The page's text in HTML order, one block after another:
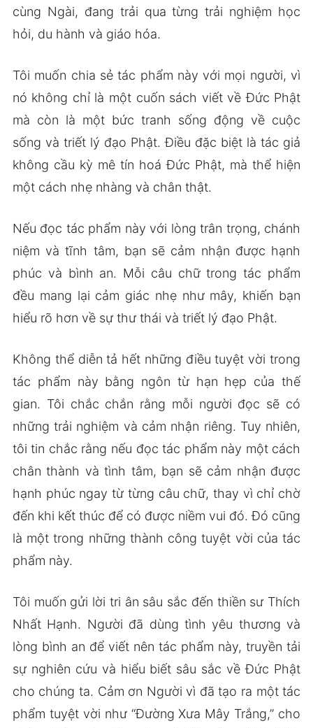
cùng Ngài, đang trải qua từng trải nghiệm học
hỏi, du hành và giáo hóa.
Tôi muốn chia sẻ tác phẩm này với mọi người, vì
nó không chỉ là một cuốn sách viết về Đức Phật
mà còn là một bức tranh sống động về cuộc
sống và triết lý đạo Phật. Điều đặc biệt là tác giả
không cầu kỳ mê tín hoá Đức Phật, mà thể hiện
một cách nhẹ nhàng và chân thật.
Nếu đọc tác phẩm này với lòng trân trọng, chánh
niệm và tĩnh tâm, bạn sẽ cảm nhận được hạnh
phúc và bình an. Mỗi câu chữ trong tác phẩm
đều mang lại cảm giác nhẹ như mây, khiến bạn
hiểu rõ hơn về sự thư thái và triết lý đạo Phật.
Không thể diễn tả hết những điều tuyệt vời trong
tác phẩm này bằng ngôn từ hạn hẹp của thế
gian. Tôi chắc chắn rằng mỗi người đọc sẽ có
những trải nghiệm và cảm nhận riêng. Tuy nhiên,
tôi tin chắc rằng nếu đọc tác phẩm này một cách
chân thành và tình tâm, bạn sẽ cảm nhận được
hạnh phúc ngay từ từng câu chữ, thay vì chỉ chờ
đến khi kết thúc để có được niềm vui đó. Đó cũng
là một trong những thành công tuyệt vời của tác
phẩm này.
Tôi muốn gửi lời tri ân sâu sắc đến thiền sư Thích
Nhất Hạnh. Người đã dùng tình yêu thương và
lòng bình an để viết nên tác phẩm này, truyền tải
sự nghiên cứu và hiểu biết sâu sắc về Đức Phật
cho chúng ta. Cảm ơn Người vì đã tạo ra một tác
phẩm tuyệt vời như “Đường Xưa Mây Trắng,” cho